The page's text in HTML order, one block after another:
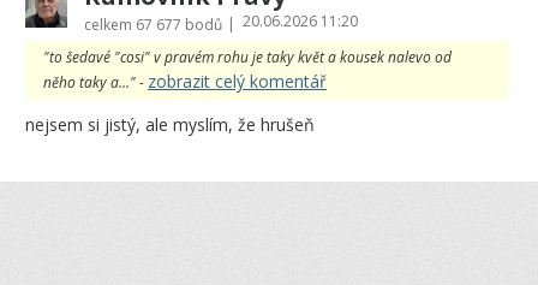
celkem 67 677 bodů | 20.06.2026 11:20
"to šedavé "cosi" v pravém rohu je taky květ a kousek nalevo od
něho taky a..." - zobrazit celý komentář
nejsem si jistý, ale myslím, že hrušeň